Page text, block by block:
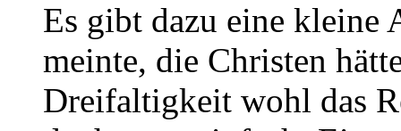
Es gibt dazu eine kleine
meinte, die Christen
Dreifaltigkeit wohl das